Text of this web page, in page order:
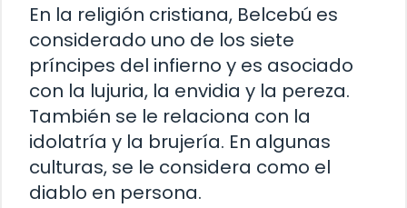
En la religión cristiana, Belcebú es
considerado uno de los siete
príncipes del infierno y es asociado
con la lujuria, la envidia y la pereza.
También se le relaciona con la
idolatría y la brujería. En algunas
culturas, se le considera como el
diablo en persona.